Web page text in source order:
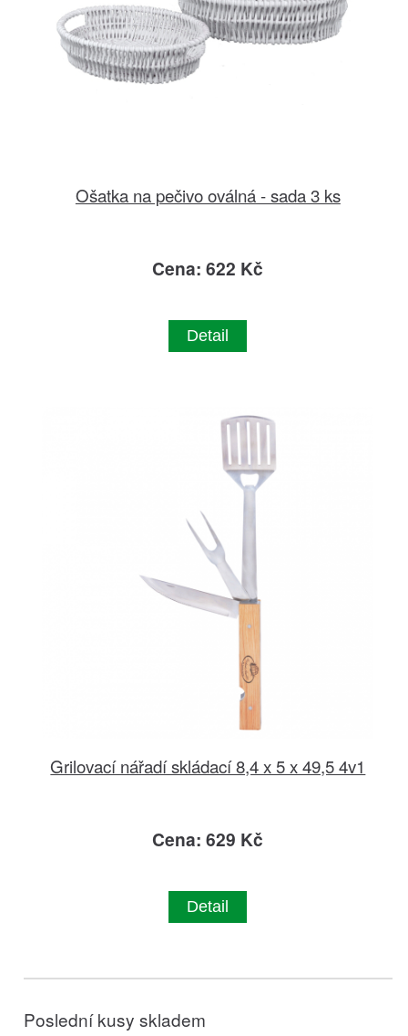
Ošatka na pečivo oválná - sada 3 ks
Cena: 622 Kč
Detail
Grilovací nářadí skládací 8,4 x 5 x 49,5 4v1
Cena: 629 Kč
Detail
Poslední kusy skladem